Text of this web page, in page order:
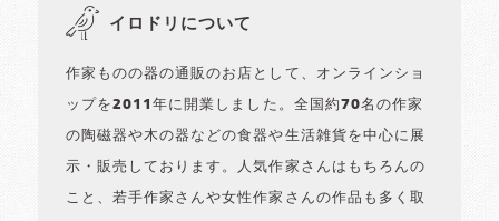
イロドリについて
作家ものの器の通販のお店として、オンラインショ
ップを2011年に開業しました。全国約70名の作家
の陶磁器や木の器などの食器や生活雑貨を中心に展
示・販売しております。人気作家さんはもちろんの
こと、若手作家さんや女性作家さんの作品も多く取